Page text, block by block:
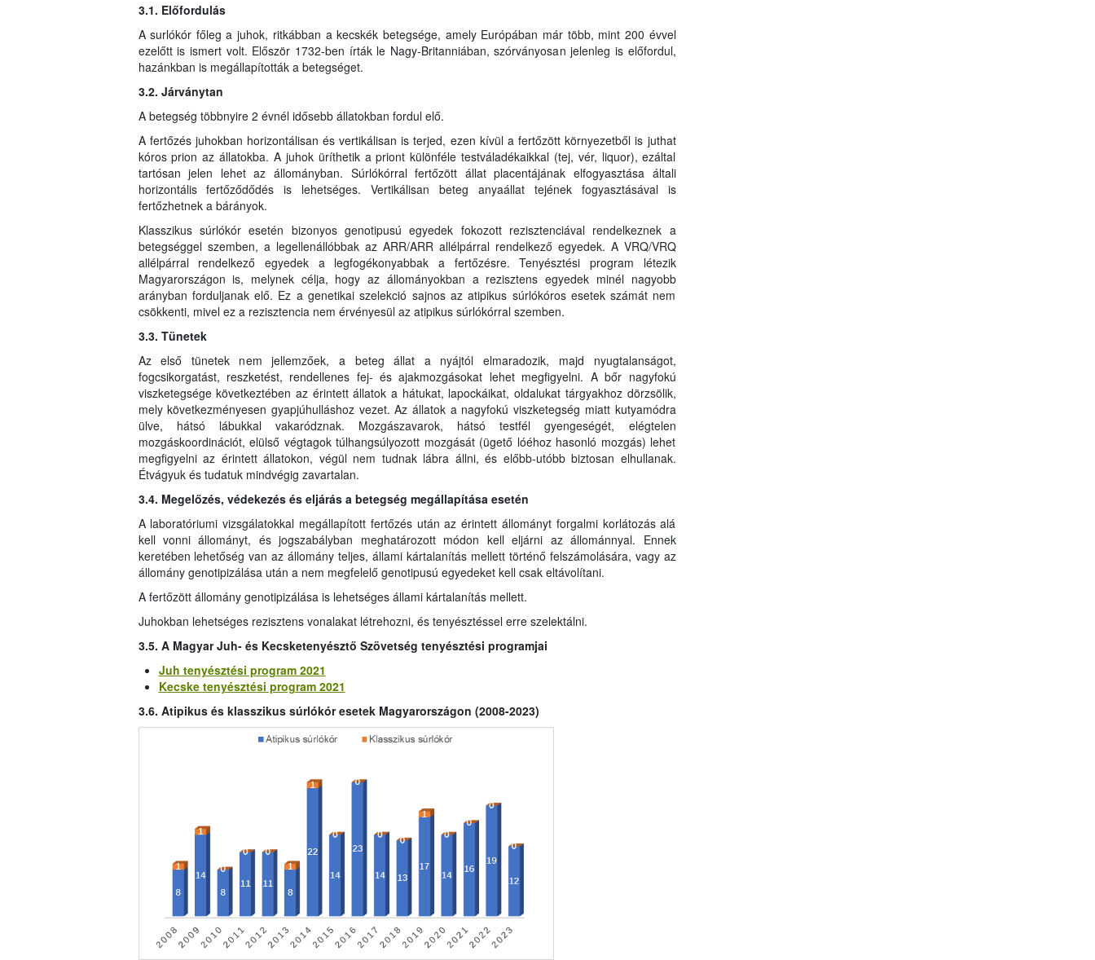
3.1. Előfordulás
A surlókór főleg a juhok, ritkábban a kecskék betegsége, amely Európában már több, mint 200 évvel
ezelőtt is ismert volt. Először 1732-ben írták le Nagy-Britanniában, szórványosan jelenleg is előfordul,
hazánkban is megállapították a betegséget.
3.2. Járványtan
A betegség többnyire 2 évnél idősebb állatokban fordul elő.
A fertőzés juhokban horizontálisan és vertikálisan is terjed, ezen kívül a fertőzött környezetből is juthat
kóros prion az állatokba. A juhok üríthetik a priont különféle testváladékaikkal (tej, vér, liquor), ezáltal
tartósan jelen lehet az állományban. Súrlókórral fertőzött állat placentájának elfogyasztása általi
horizontális fertőződődés is lehetséges. Vertikálisan beteg anyaállat tejének fogyasztásával is
fertőzhetnek a bárányok.
Klasszikus súrlókór esetén bizonyos genotipusú egyedek fokozott rezisztenciával rendelkeznek a
betegséggel szemben, a legellenállóbbak az ARR/ARR allélpárral rendelkező egyedek. A VRQ/VRQ
allélpárral rendelkező egyedek a legfogékonyabbak a fertőzésre. Tenyésztési program létezik
Magyarországon is, melynek célja, hogy az állományokban a rezisztens egyedek minél nagyobb
arányban forduljanak elő. Ez a genetikai szelekció sajnos az atipikus súrlókóros esetek számát nem
csökkenti, mivel ez a rezisztencia nem érvényesül az atipikus súrlókórral szemben.
3.3. Tünetek
Az első tünetek nem jellemzőek, a beteg állat a nyájtól elmaradozik, majd nyugtalanságot,
fogcsikorgatást, reszketést, rendellenes fej- és ajakmozgásokat lehet megfigyelni. A bőr nagyfokú
viszketegsége következtében az érintett állatok a hátukat, lapockáikat, oldalukat tárgyakhoz dörzsölik,
mely következményesen gyapjúhulláshoz vezet. Az állatok a nagyfokú viszketegség miatt kutyamódra
ülve, hátsó lábukkal vakaródznak. Mozgászavarok, hátsó testfél gyengeségét, elégtelen
mozgáskoordinációt, elülső végtagok túlhangsúlyozott mozgását (ügető lóéhoz hasonló mozgás) lehet
megfigyelni az érintett állatokon, végül nem tudnak lábra állni, és előbb-utóbb biztosan elhullanak.
Étvágyuk és tudatuk mindvégig zavartalan.
3.4. Megelőzés, védekezés és eljárás a betegség megállapítása esetén
A laboratóriumi vizsgálatokkal megállapított fertőzés után az érintett állományt forgalmi korlátozás alá
kell vonni állományt, és jogszabályban meghatározott módon kell eljárni az állománnyal. Ennek
keretében lehetőség van az állomány teljes, állami kártalanítás mellett történő felszámolására, vagy az
állomány genotipizálása után a nem megfelelő genotipusú egyedeket kell csak eltávolítani.
A fertőzött állomány genotipizálása is lehetséges állami kártalanítás mellett.
Juhokban lehetséges rezisztens vonalakat létrehozni, és tenyésztéssel erre szelektálni.
3.5. A Magyar Juh- és Kecsketenyésztő Szövetség tenyésztési programjai
Juh tenyésztési program 2021
Kecske tenyésztési program 2021
3.6. Atipikus és klasszikus súrlókór esetek Magyarországon (2008-2023)